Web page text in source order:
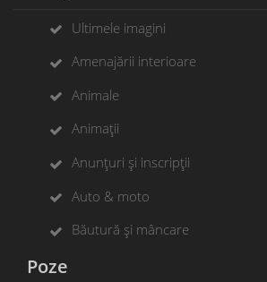
Ultimele imagini
Amenajării interioare
Animale
Animații
Anunțuri și inscripții
Auto & moto
Băutură și mâncare
Poze